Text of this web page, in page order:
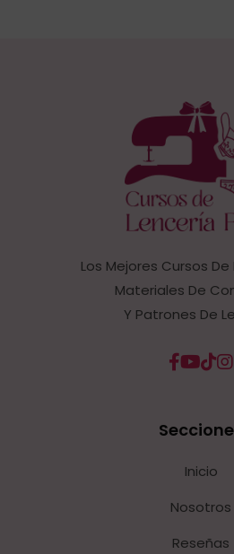
Los Mejores Cursos De
Materiales De
Y Patrones De
Inicio
Nosotros
Reseñas